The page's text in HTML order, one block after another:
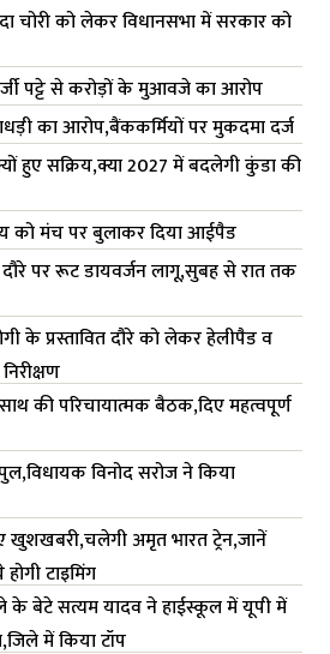
चोरी को लेकर विधानसभा में सरकार को
पट्टे से करोड़ों के मुआवजे का आरोप
का आरोप,बैंककर्मियों पर मुकदमा दर्ज
हुए सक्रिय,क्या 2027 में बदलेगी कुंडा की
को मंच पर बुलाकर दिया आईपैड
पर रूट डायवर्जन लागू,सुबह से रात तक
के प्रस्तावित दौरे को लेकर हेलीपैड व
की परिचायात्मक बैठक,दिए महत्वपूर्ण
विनोद सरोज ने किया
खुशखबरी,चलेगी अमृत भारत ट्रेन,जानें
टाइमिंग
के बेटे सत्यम यादव ने हाईस्कूल में यूपी में
में किया टॉप